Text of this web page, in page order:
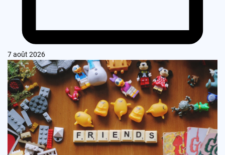
7 août 2026